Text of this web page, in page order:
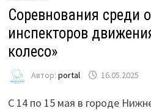
Соревнования среди
инспекторов
колесо»
Автор: portal 16.05.2025
С 14 по 15 мая в городе